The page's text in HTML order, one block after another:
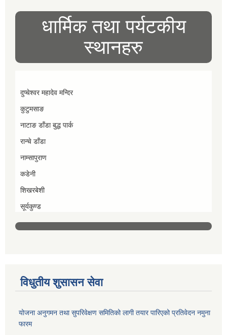
धार्मिक तथा पर्यटकीय
स्थानहरु
दुप्चेश्वर महादेव मन्दिर
कुटुमसाङ
नाटाङ डाँडा बुद्ध पार्क
रान्चे डाँडा
नाम्सापुराण
कडेनी
शिखरबेशी
सूर्यकुण्ड
विधुतीय शुसासन सेवा
योजना अनुगमन तथा सुपरिवेक्षण समितिको लागी तयार पारिएको प्रतिवेदन नमुना
फारम